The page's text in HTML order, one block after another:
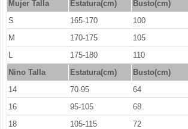
Mujer Talla
Estatura(cm) Busto(cm)
S
165-170 100
M
170-175 105
L
175-180 110
Nino Talla
Estatura(cm) Busto(cm)
14
70-95 64
16
95-105 68
18
105-115 72